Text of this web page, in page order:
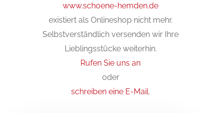
www.schoene-hemden.de
existiert als Onlineshop nicht mehr.
Selbstverständlich versenden wir Ihre
Lieblingsstücke weiterhin.
Rufen Sie uns an
oder
schreiben eine E-Mail.